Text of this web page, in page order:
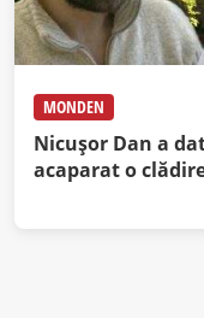
MONDEN
Nicuşor Dan a
acaparat o